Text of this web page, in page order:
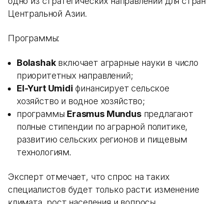
Центральной Азии.
Программы:
Bolashakвключает аграрные науки в число
приоритетных направлений;
El-Yurt Umidi финансирует сельское
хозяйство и водное хозяйство;
программы Erasmus Mundusпредлагают
полные стипендии по аграрной политике,
развитию сельских регионов и пищевым
технологиям.
Эксперт отмечает, что спрос на таких
специалистов будет только расти: изменение